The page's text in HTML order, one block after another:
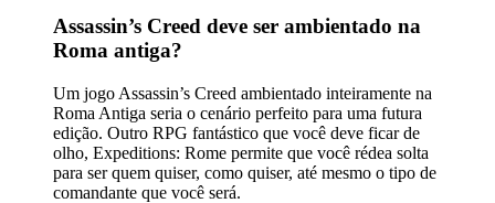
Assassin’s Creed deve ser ambientado na
Roma antiga?
Um jogo Assassin’s Creed ambientado inteiramente na
Roma Antiga seria o cenário perfeito para uma futura
edição. Outro RPG fantástico que você deve ficar de
olho, Expeditions: Rome permite que você rédea solta
para ser quem quiser, como quiser, até mesmo o tipo de
comandante que você será.